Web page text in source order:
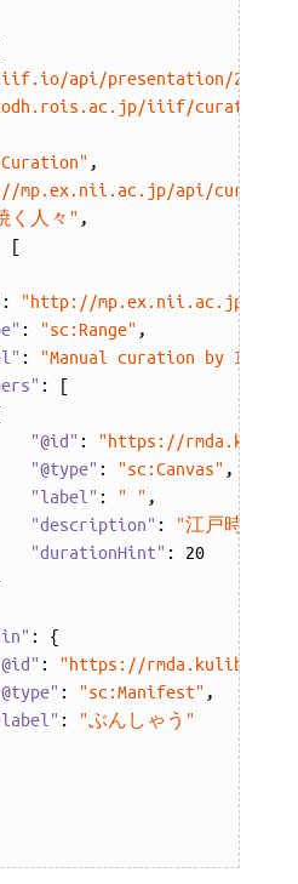
api/presentation/2/
iiif/curation/1/
,
mp.ex.nii.ac.jp/api/curation/
く人々" ,
[
:
"http://mp.ex.nii.ac.jp/api/
: "sc:Range" ,
:
"Manual curation by IIIF
: [
"@id" :
"https://
"@type" : "sc:Canvas" ,
"label" : " " ,
"description" :
"江戸時代に
"durationHint" : 20
: {
:
"https://
: "sc:Manifest" ,
:
"ぶんしゃう"